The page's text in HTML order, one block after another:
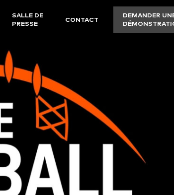
SALLE DE
PRESSE
CONTACT
DEMANDER